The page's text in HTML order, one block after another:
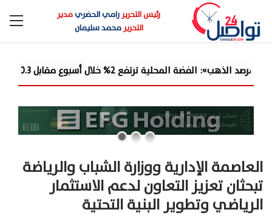
رئيس التحريررامي الحضريمدير
التحريرمحمد سليمان
والدولار يمتص جزءًا من مكاسب ا...
العاصمة الإدارية ووزارة الشباب والرياضة
تبحثان تعزيز التعاون لدعم الاستثمار
الرياضي وتطوير البنية التحتية